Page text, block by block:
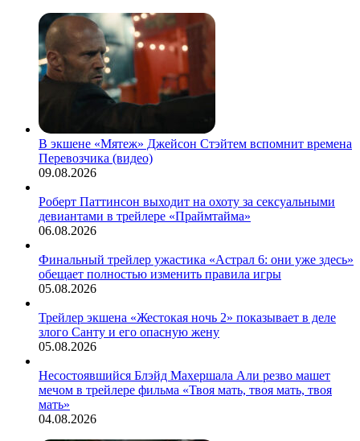
В экшене «Мятеж» Джейсон Стэйтем вспомнит времена
Перевозчика (видео)
09.08.2026
Роберт Паттинсон выходит на охоту за сексуальными
девиантами в трейлере «Праймтайма»
06.08.2026
Финальный трейлер ужастика «Астрал 6: они уже здесь»
обещает полностью изменить правила игры
05.08.2026
Трейлер экшена «Жестокая ночь 2» показывает в деле
злого Санту и его опасную жену
05.08.2026
Несостоявшийся Блэйд Махершала Али резво машет
мечом в трейлере фильма «Твоя мать, твоя мать, твоя
мать»
04.08.2026